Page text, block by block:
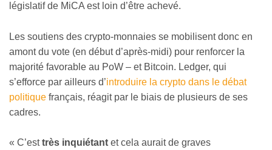
législatif de MiCA est loin d’être achevé.
Les soutiens des crypto-monnaies se mobilisent donc en
amont du vote (en début d’après-midi) pour renforcer la
majorité favorable au PoW – et Bitcoin. Ledger, qui
s’efforce par ailleurs d’introduire la crypto dans le débat
politique français, réagit par le biais de plusieurs de ses
cadres.
« C’esttrès inquiétant et cela aurait de graves